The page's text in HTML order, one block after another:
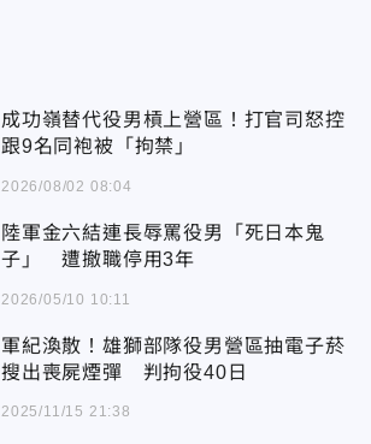
成功嶺替代役男槓上營區！打官司怒控
跟9名同袍被「拘禁」
2026/08/02 08:04
陸軍金六結連長辱罵役男「死日本鬼
子」 遭撤職停用3年
2026/05/10 10:11
軍紀渙散！雄獅部隊役男營區抽電子菸
搜出喪屍煙彈 判拘役40日
2025/11/15 21:38